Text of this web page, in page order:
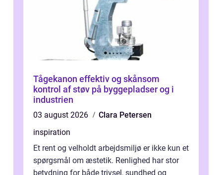
Tågekanon effektiv og skånsom
kontrol af støv på byggepladser og i
industrien
03 august 2026
Clara Petersen
inspiration
Et rent og velholdt arbejdsmiljø er ikke kun et
spørgsmål om æstetik. Renlighed har stor
betydning for både trivsel, sundhed og